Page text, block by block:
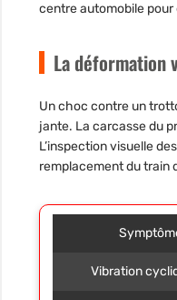
centre automobile
La déformation
Un choc contre un
jante. La carcasse du
L’inspection visuelle
remplacement du train
Vibration